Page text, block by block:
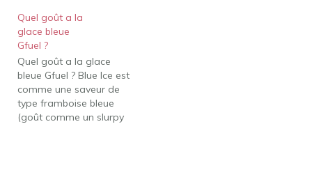
décrire le goût est la
suivante : si vous deviez
boire un slushy aux
bleuets fondu moins
l'extrême douceur. Le
colis est arrivé avec un…
Quel goût a la
glace bleue
Gfuel ?
Quel goût a la glace
bleue Gfuel ? Blue Ice est
comme une saveur de
type framboise bleue
(goût comme un slurpy